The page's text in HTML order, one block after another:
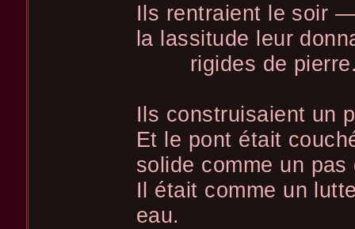
Ils rentraient le soir
la lassitude leur
rigides de
Ils construisaient un
Et le pont était
solide comme un pas
Il était comme un
eau.